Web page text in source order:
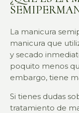
La manicura
manicura que
y secado
poquito menos
embargo, tiene
Si tienes dudas
tratamiento de